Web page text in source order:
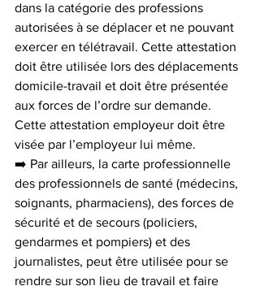
dans la catégorie des professions
autorisées à se déplacer et ne pouvant
exercer en télétravail. Cette attestation
doit être utilisée lors des déplacements
domicile-travail et doit être présentée
aux forces de l’ordre sur demande.
Cette attestation employeur doit être
visée par l’employeur lui même.
➡️ Par ailleurs, la carte professionnelle
des professionnels de santé (médecins,
soignants, pharmaciens), des forces de
sécurité et de secours (policiers,
gendarmes et pompiers) et des
journalistes, peut être utilisée pour se
rendre sur son lieu de travail et faire